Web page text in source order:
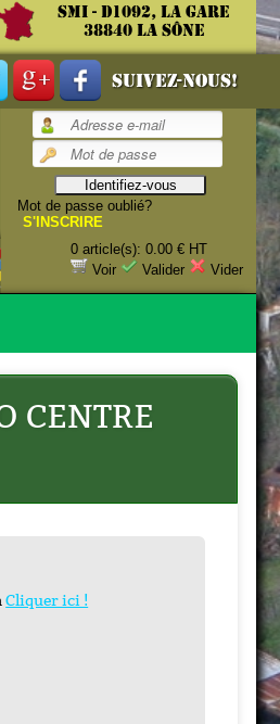
SMI - D1092, La gare
38840 La Sône
Suivez-nous!
Mot de passe oublié?
S'INSCRIRE
0 article(s): 0.00 € HT
Voir
Valider Vider
CENTRE
Cliquer ici !